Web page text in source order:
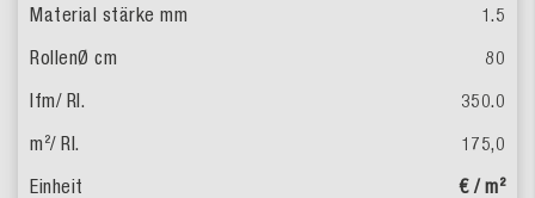
1.5
80
350.0
175,0
€ / m²